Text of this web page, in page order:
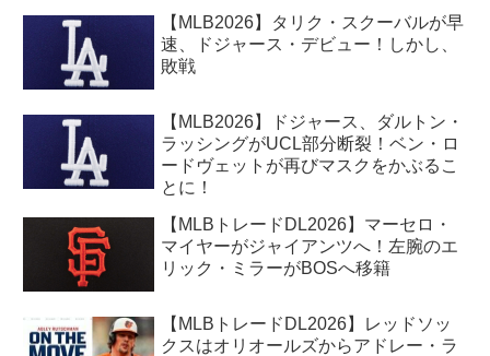
【MLB2026】タリク・スクーバルが早
速、ドジャース・デビュー！しかし、
敗戦
【MLB2026】ドジャース、ダルトン・
ラッシングがUCL部分断裂！ベン・ロ
ードヴェットが再びマスクをかぶるこ
とに！
【MLBトレードDL2026】マーセロ・
マイヤーがジャイアンツへ！左腕のエ
リック・ミラーがBOSへ移籍
【MLBトレードDL2026】レッドソッ
クスはオリオールズからアドレー・ラ